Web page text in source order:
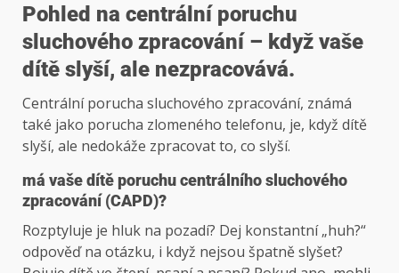
Pohled na centrální poruchu
sluchového zpracování – když vaše
dítě slyší, ale nezpracovává.
Centrální porucha sluchového zpracování, známá
také jako porucha zlomeného telefonu, je, když dítě
slyší, ale nedokáže zpracovat to, co slyší.
má vaše dítě poruchu centrálního sluchového
zpracování (CAPD)?
Rozptyluje je hluk na pozadí? Dej konstantní „huh?“
odpověď na otázku, i když nejsou špatně slyšet?